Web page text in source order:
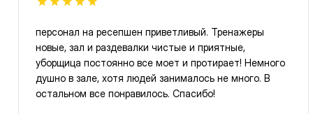
персонал на ресепшен приветливый. Тренажеры
новые, зал и раздевалки чистые и приятные,
уборщица постоянно все моет и протирает! Немного
душно в зале, хотя людей занималось не много. В
остальном все понравилось. Спасибо!